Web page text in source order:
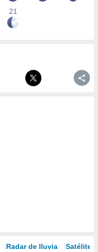
21
Radar de lluvia Satélites